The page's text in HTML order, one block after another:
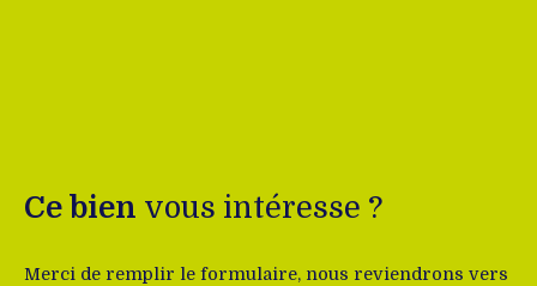
Ce bien vous intéresse ?
Merci de remplir le formulaire, nous reviendrons vers